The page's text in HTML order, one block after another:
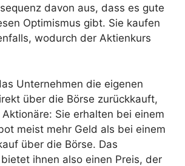
davon aus, dass es gute
Optimismus gibt. Sie kaufen
wodurch der Aktienkurs
Unternehmen die eigenen
über die Börse zurückkauft,
Sie erhalten bei einem
meist mehr Geld als bei einem
über die Börse. Das
ihnen also einen Preis, der